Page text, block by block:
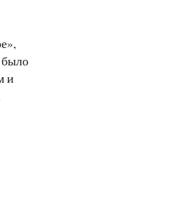
было
и